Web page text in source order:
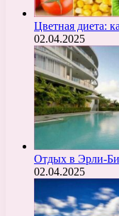
Цветная диета:
02.04.2025
Отдых в Эрли-
02.04.2025